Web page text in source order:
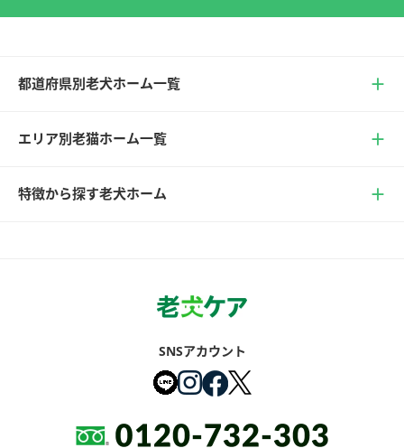
都道府県別老犬ホーム一覧
エリア別老猫ホーム一覧
特徴から探す老犬ホーム
SNSアカウント